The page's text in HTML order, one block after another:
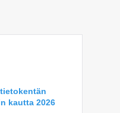
kautta 2026